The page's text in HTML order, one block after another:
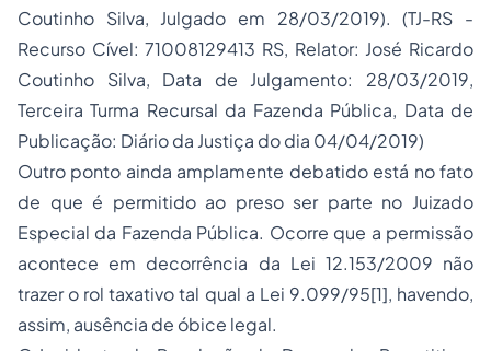
Coutinho Silva, Julgado em 28/03/2019). (TJ-RS -
Recurso Cível: 71008129413 RS, Relator: José Ricardo
Coutinho Silva, Data de Julgamento: 28/03/2019,
Terceira Turma Recursal da Fazenda Pública, Data de
Publicação: Diário da Justiça do dia 04/04/2019)
Outro ponto ainda amplamente debatido está no fato
de que é permitido ao preso ser parte no Juizado
Especial da Fazenda Pública. Ocorre que a permissão
acontece em decorrência da Lei 12.153/2009 não
trazer o rol taxativo tal qual a Lei 9.099/95[1], havendo,
assim, ausência de óbice legal.